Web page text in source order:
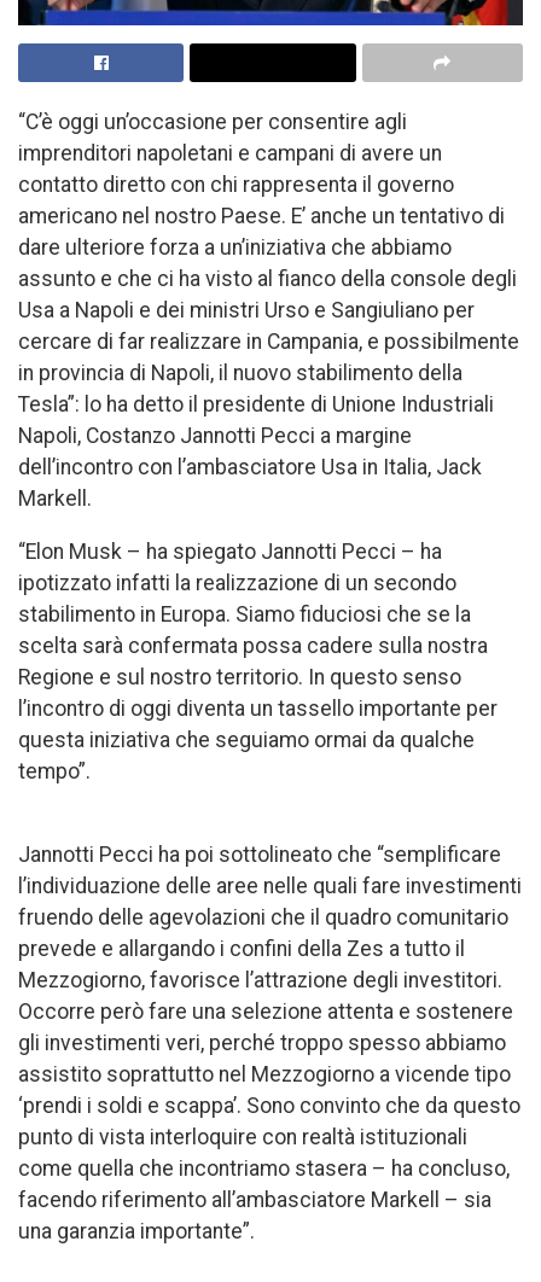
“C’è oggi un’occasione per consentire agli
imprenditori napoletani e campani di avere un
contatto diretto con chi rappresenta il governo
americano nel nostro Paese. E’ anche un tentativo di
dare ulteriore forza a un’iniziativa che abbiamo
assunto e che ci ha visto al fianco della console degli
Usa a Napoli e dei ministri Urso e Sangiuliano per
cercare di far realizzare in Campania, e possibilmente
in provincia di Napoli, il nuovo stabilimento della
Tesla”: lo ha detto il presidente di Unione Industriali
Napoli, Costanzo Jannotti Pecci a margine
dell’incontro con l’ambasciatore Usa in Italia, Jack
Markell.
“Elon Musk – ha spiegato Jannotti Pecci – ha
ipotizzato infatti la realizzazione di un secondo
stabilimento in Europa. Siamo fiduciosi che se la
scelta sarà confermata possa cadere sulla nostra
Regione e sul nostro territorio. In questo senso
l’incontro di oggi diventa un tassello importante per
questa iniziativa che seguiamo ormai da qualche
tempo”.
Jannotti Pecci ha poi sottolineato che “semplificare
l’individuazione delle aree nelle quali fare investimenti
fruendo delle agevolazioni che il quadro comunitario
prevede e allargando i confini della Zes a tutto il
Mezzogiorno, favorisce l’attrazione degli investitori.
Occorre però fare una selezione attenta e sostenere
gli investimenti veri, perché troppo spesso abbiamo
assistito soprattutto nel Mezzogiorno a vicende tipo
‘prendi i soldi e scappa’. Sono convinto che da questo
punto di vista interloquire con realtà istituzionali
come quella che incontriamo stasera – ha concluso,
facendo riferimento all’ambasciatore Markell – sia
una garanzia importante”.